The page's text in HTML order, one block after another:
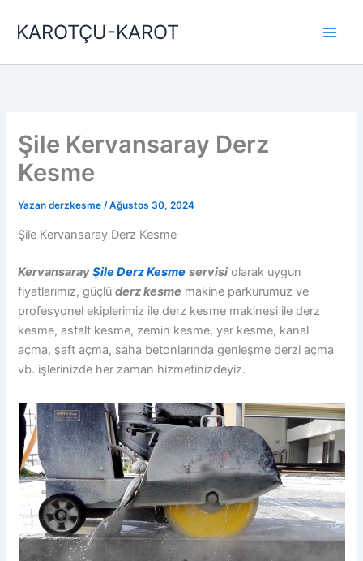
atlaKAROTÇU-KAROT
Şile Kervansaray Derz
Kesme
Yazan derzkesme/Ağustos 30, 2024
Şile Kervansaray Derz Kesme
KervansarayŞileDerz Kesme servisi olarak uygun
fiyatlarımız, güçlüderz kesme makine parkurumuz ve
profesyonel ekiplerimiz ile derz kesme makinesi ile derz
kesme, asfalt kesme, zemin kesme, yer kesme, kanal
açma, şaft açma, saha betonlarında genleşme derzi açma
vb. işlerinizde her zaman hizmetinizdeyiz.